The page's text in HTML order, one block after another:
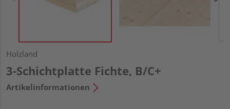
Holzland
3-Schichtplatte Fichte, B/C+
Artikelinformationen